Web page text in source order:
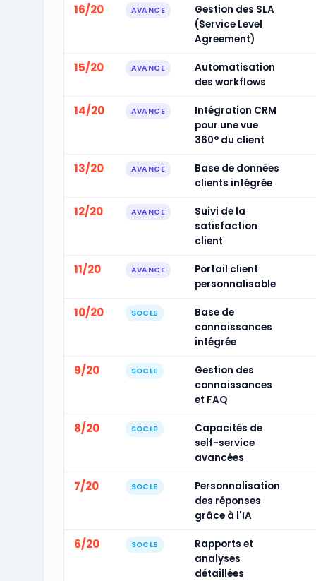
16/20 AVANCE
Gestion des SLA
(Service Level
Agreement)
15/20 AVANCE
Automatisation
des workflows
14/20 AVANCE
Intégration CRM
pour une vue
360° du client
13/20 AVANCE
Base de données
clients intégrée
12/20 AVANCE
Suivi de la
satisfaction
client
11/20 AVANCE
Portail client
personnalisable
10/20 SOCLE
Base de
connaissances
intégrée
9/20 SOCLE
Gestion des
connaissances
et FAQ
8/20 SOCLE
Capacités de
self-service
avancées
7/20 SOCLE
Personnalisation
des réponses
grâce à l'IA
6/20 SOCLE
Rapports et
analyses
détaillées